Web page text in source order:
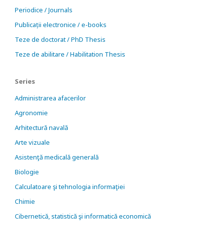
Periodice / Journals
Publicații electronice / e-books
Teze de doctorat / PhD Thesis
Teze de abilitare / Habilitation Thesis
Series
Administrarea afacerilor
Agronomie
Arhitectură navală
Arte vizuale
Asistenţă medicală generală
Biologie
Calculatoare şi tehnologia informaţiei
Chimie
Cibernetică, statistică şi informatică economică